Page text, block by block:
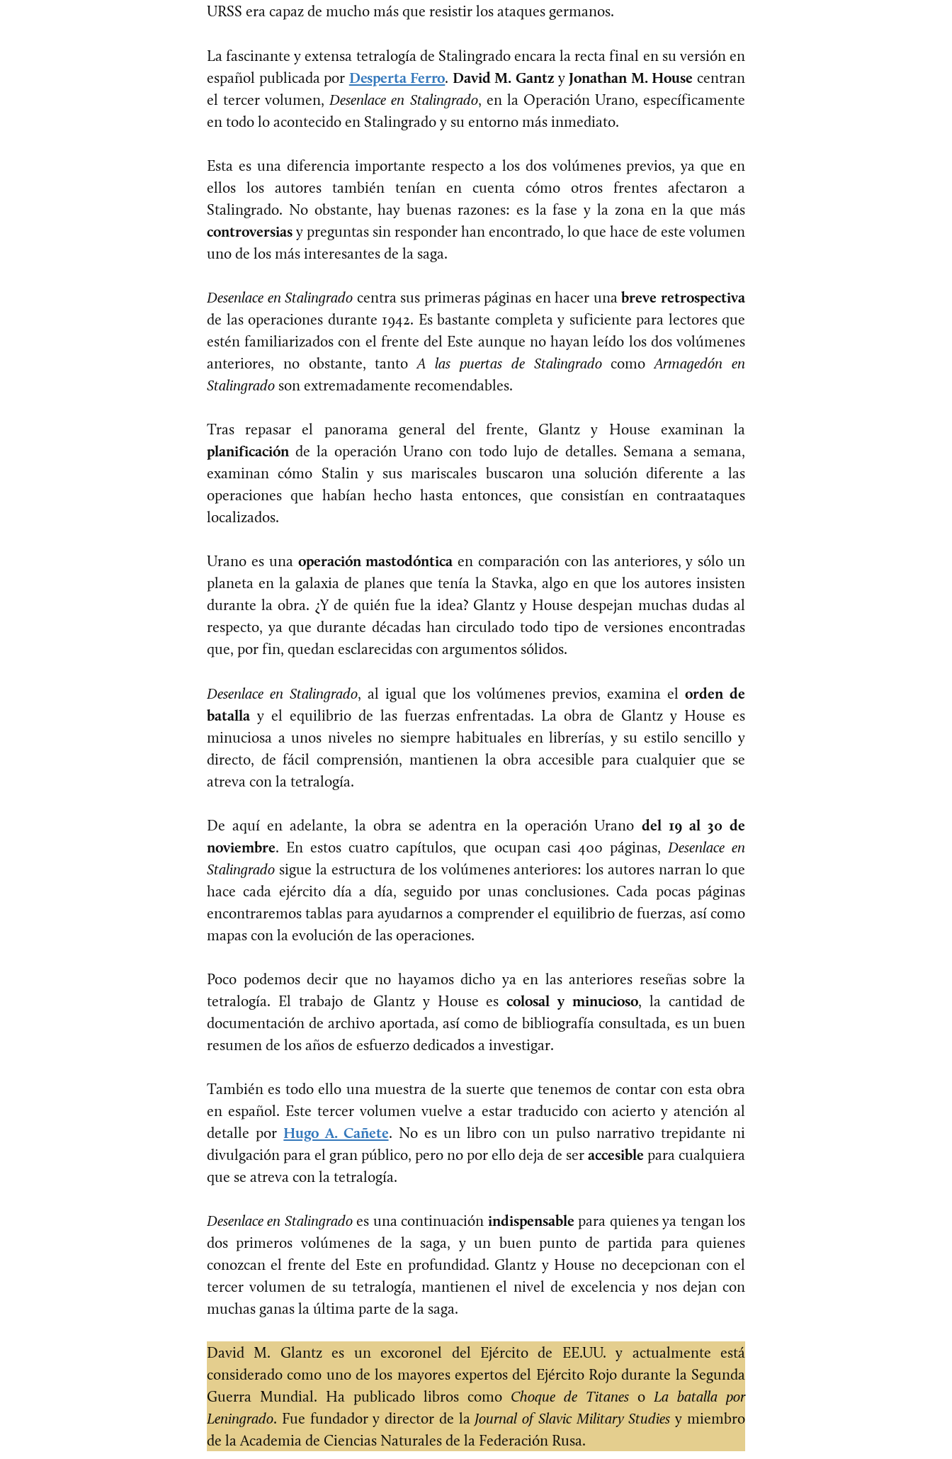
URSS era capaz de mucho más que resistir los ataques germanos.
La fascinante y extensa tetralogía de Stalingrado encara la recta final en su versión en
español publicada por Desperta Ferro. David M. Gantz yJonathan M. House centran
el tercer volumen, Desenlace en Stalingrado, en la Operación Urano, específicamente
en todo lo acontecido en Stalingrado y su entorno más inmediato.
Esta es una diferencia importante respecto a los dos volúmenes previos, ya que en
ellos los autores también tenían en cuenta cómo otros frentes afectaron a
Stalingrado. No obstante, hay buenas razones: es la fase y la zona en la que más
controversias y preguntas sin responder han encontrado, lo que hace de este volumen
uno de los más interesantes de la saga.
Desenlace en Stalingrado centra sus primeras páginas en hacer unabreve retrospectiva
de las operaciones durante 1942. Es bastante completa y suficiente para lectores que
estén familiarizados con el frente del Este aunque no hayan leído los dos volúmenes
anteriores, no obstante, tantoA las puertas de StalingradocomoArmagedón en
Stalingrado son extremadamente recomendables.
Tras repasar el panorama general del frente, Glantz y House examinan la
planificaciónde la operación Urano con todo lujo de detalles. Semana a semana,
examinan cómo Stalin y sus mariscales buscaron una solución diferente a las
operaciones que habían hecho hasta entonces, que consistían en contraataques
localizados.
Urano es una operación mastodóntica en comparación con las anteriores, y sólo un
planeta en la galaxia de planes que tenía la Stavka, algo en que los autores insisten
durante la obra. ¿Y de quién fue la idea? Glantz y House despejan muchas dudas al
respecto, ya que durante décadas han circulado todo tipo de versiones encontradas
que, por fin, quedan esclarecidas con argumentos sólidos.
Desenlace en Stalingrado, al igual que los volúmenes previos, examina el orden de
batalla y el equilibrio de las fuerzas enfrentadas. La obra de Glantz y House es
minuciosa a unos niveles no siempre habituales en librerías, y su estilo sencillo y
directo, de fácil comprensión, mantienen la obra accesible para cualquier que se
atreva con la tetralogía.
De aquí en adelante, la obra se adentra en la operación Urano del 19 al 30 de
noviembre. En estos cuatro capítulos, que ocupan casi 400 páginas, Desenlace en
Stalingrado sigue la estructura de los volúmenes anteriores: los autores narran lo que
hace cada ejército día a día, seguido por unas conclusiones. Cada pocas páginas
encontraremos tablas para ayudarnos a comprender el equilibrio de fuerzas, así como
mapas con la evolución de las operaciones.
Poco podemos decir que no hayamos dicho ya en las anteriores reseñas sobre la
tetralogía. El trabajo de Glantz y House escolosal y minucioso, la cantidad de
documentación de archivo aportada, así como de bibliografía consultada, es un buen
resumen de los años de esfuerzo dedicados a investigar.
También es todo ello una muestra de la suerte que tenemos de contar con esta obra
en español. Este tercer volumen vuelve a estar traducido con acierto y atención al
detalle por Hugo A. Cañete. No es un libro con un pulso narrativo trepidante ni
divulgación para el gran público, pero no por ello deja de ser accesible para cualquiera
que se atreva con la tetralogía.
Desenlace en Stalingradoes una continuación indispensable para quienes ya tengan los
dos primeros volúmenes de la saga, y un buen punto de partida para quienes
conozcan el frente del Este en profundidad. Glantz y House no decepcionan con el
tercer volumen de su tetralogía, mantienen el nivel de excelencia y nos dejan con
muchas ganas la última parte de la saga.
David M. Glantz es un excoronel del Ejército de EE.UU. y actualmente está
considerado como uno de los mayores expertos del Ejército Rojo durante la Segunda
Guerra Mundial. Ha publicado libros como Choque de Titanes o La batalla por
Leningrado. Fue fundador y director de la Journal of Slavic Military Studies y miembro
de la Academia de Ciencias Naturales de la Federación Rusa.